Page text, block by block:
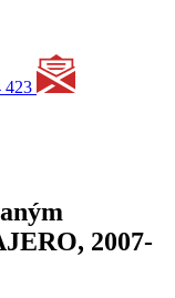
423
2007-